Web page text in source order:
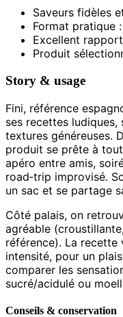
Saveurs fidèles
Format pratique
Excellent
Produit
Story & usage
Fini, référence
ses recettes ludiques,
textures généreuses.
produit se prête à
apéro entre amis,
road‑trip improvisé.
un sac et se partage
Côté palais, on
agréable
référence). La recette
intensité, pour un
comparer les
sucré/acidulé ou
Conseils & conservation